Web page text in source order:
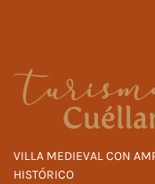
VILLA MEDIEVAL CON
HISTÓRICO